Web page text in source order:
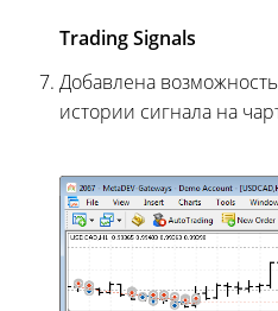
Trading Signals
Добавлена
истории сигнала на